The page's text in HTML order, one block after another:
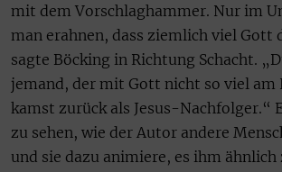
mit dem Vorschlaghammer. Nur im
man erahnen, dass ziemlich viel Gott
sagte Böcking in Richtung Schacht.
jemand, der mit Gott nicht so viel am
kamst zurück als Jesus-Nachfolger.“
zu sehen, wie der Autor andere
und sie dazu animiere, es ihm ähnlich